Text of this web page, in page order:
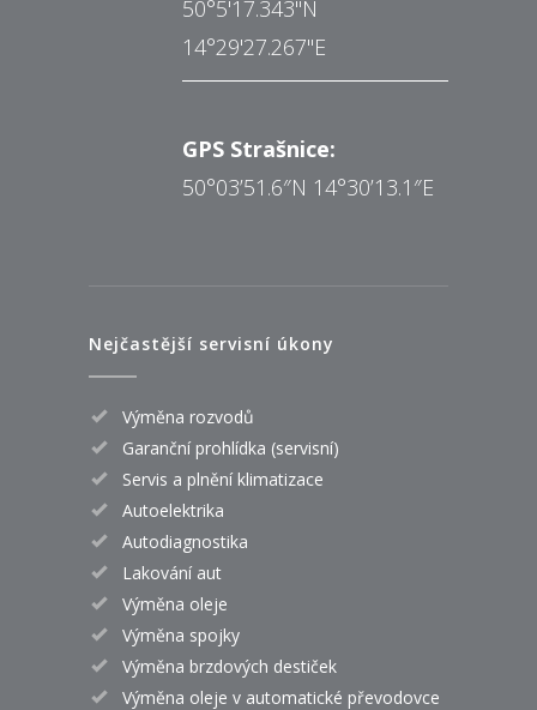
50°5'17.343"N
14°29'27.267"E
GPS Strašnice:
50°03’51.6″N 14°30’13.1″E
Nejčastější servisní úkony
Výměna rozvodů
Garanční prohlídka (servisní)
Servis a plnění klimatizace
Autoelektrika
Autodiagnostika
Lakování aut
Výměna oleje
Výměna spojky
Výměna brzdových destiček
Výměna oleje v automatické převodovce